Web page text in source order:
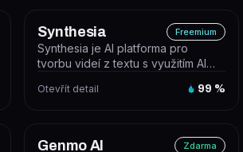
Synthesia Freemium
Synthesia je AI platforma pro
tvorbu videí z textu s využitím AI
Otevřít detail 99 %
Genmo AI Zdarma